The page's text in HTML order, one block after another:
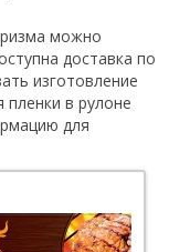
можно
доставка по
изготовление
пленки в рулоне
для